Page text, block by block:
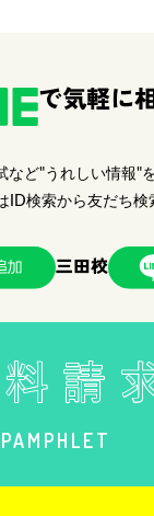
で気軽に
ど"うれしい情報"を
ID検索から友だち検
三田校
PAMPHLET